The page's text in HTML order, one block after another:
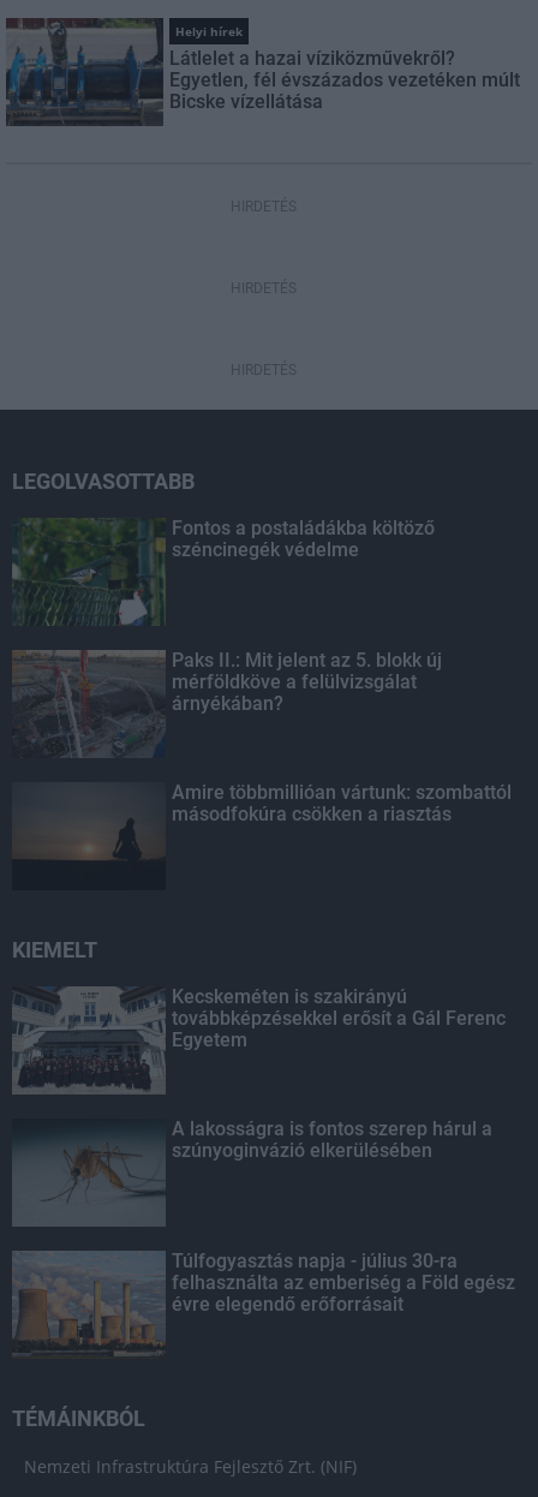
Helyi hírek
Látlelet a hazai víziközművekről?
Egyetlen, fél évszázados vezetéken múlt
Bicske vízellátása
HIRDETÉS
HIRDETÉS
HIRDETÉS
LEGOLVASOTTABB
Fontos a postaládákba költöző
széncinegék védelme
Paks II.: Mit jelent az 5. blokk új
mérföldköve a felülvizsgálat
árnyékában?
Amire többmillióan vártunk: szombattól
másodfokúra csökken a riasztás
KIEMELT
Kecskeméten is szakirányú
továbbképzésekkel erősít a Gál Ferenc
Egyetem
A lakosságra is fontos szerep hárul a
szúnyoginvázió elkerülésében
Túlfogyasztás napja - július 30-ra
felhasználta az emberiség a Föld egész
évre elegendő erőforrásait
TÉMÁINKBÓL
Nemzeti Infrastruktúra Fejlesztő Zrt. (NIF)